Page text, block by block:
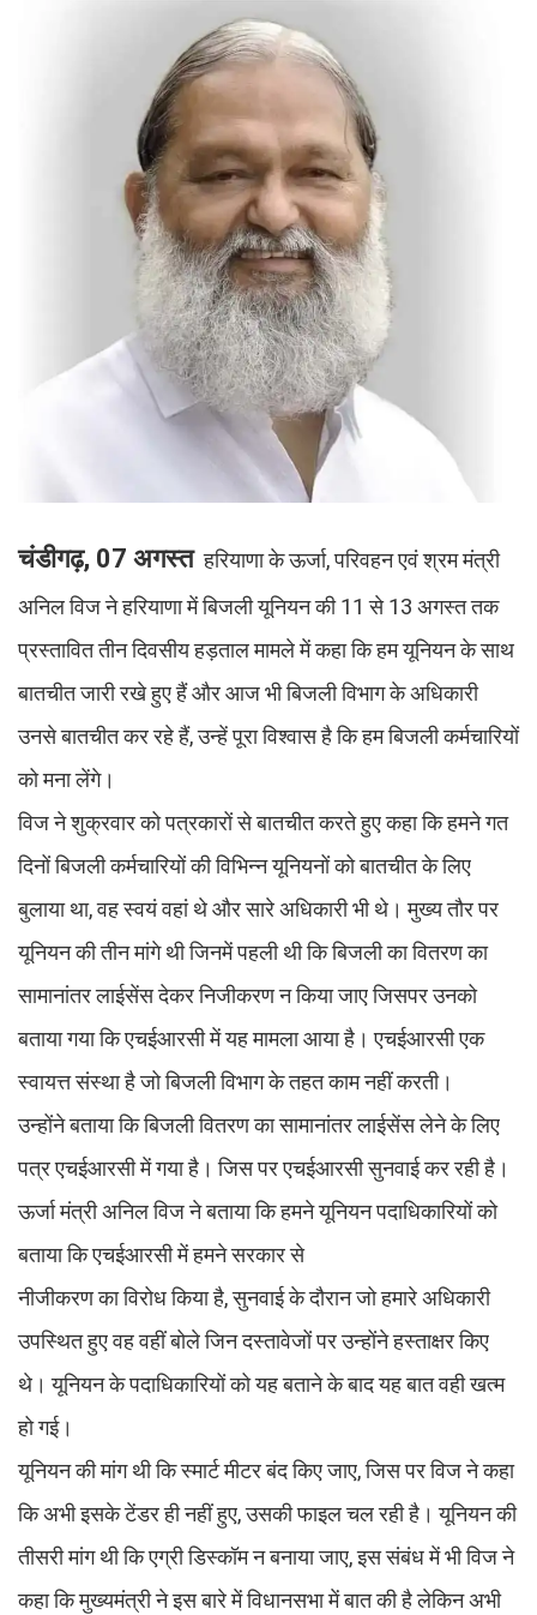
चंडीगढ़, 07 अगस्त हरियाणा के ऊर्जा, परिवहन एवं श्रम मंत्री
अनिल विज ने हरियाणा में बिजली यूनियन की 11 से 13 अगस्त तक
प्रस्तावित तीन दिवसीय हड़ताल मामले में कहा कि हम यूनियन के साथ
बातचीत जारी रखे हुए हैं और आज भी बिजली विभाग के अधिकारी
उनसे बातचीत कर रहे हैं, उन्हें पूरा विश्वास है कि हम बिजली कर्मचारियों
को मना लेंगे।
विज ने शुक्रवार को पत्रकारों से बातचीत करते हुए कहा कि हमने गत
दिनों बिजली कर्मचारियों की विभिन्न यूनियनों को बातचीत के लिए
बुलाया था, वह स्वयं वहां थे और सारे अधिकारी भी थे। मुख्य तौर पर
यूनियन की तीन मांगे थी जिनमें पहली थी कि बिजली का वितरण का
सामानांतर लाईसेंस देकर निजीकरण न किया जाए जिसपर उनको
बताया गया कि एचईआरसी में यह मामला आया है। एचईआरसी एक
स्वायत्त संस्था है जो बिजली विभाग के तहत काम नहीं करती।
उन्होंने बताया कि बिजली वितरण का सामानांतर लाईसेंस लेने के लिए
पत्र एचईआरसी में गया है। जिस पर एचईआरसी सुनवाई कर रही है।
ऊर्जा मंत्री अनिल विज ने बताया कि हमने यूनियन पदाधिकारियों को
बताया कि एचईआरसी में हमने सरकार से
नीजीकरण का विरोध किया है, सुनवाई के दौरान जो हमारे अधिकारी
उपस्थित हुए वह वहीं बोले जिन दस्तावेजों पर उन्होंने हस्ताक्षर किए
थे। यूनियन के पदाधिकारियों को यह बताने के बाद यह बात वही खत्म
हो गई।
यूनियन की मांग थी कि स्मार्ट मीटर बंद किए जाए, जिस पर विज ने कहा
कि अभी इसके टेंडर ही नहीं हुए, उसकी फाइल चल रही है। यूनियन की
तीसरी मांग थी कि एग्री डिस्कॉम न बनाया जाए, इस संबंध में भी विज ने
कहा कि मुख्यमंत्री ने इस बारे में विधानसभा में बात की है लेकिन अभी